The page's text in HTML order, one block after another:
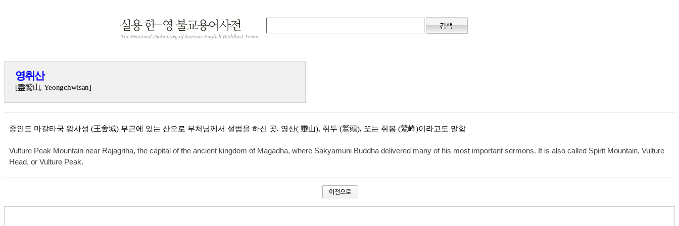
영취산
[靈鷲山, Yeongchwisan]
중인도 마갈타국 왕사성 (王舍城) 부근에 있는 산으로 부처님께서 설법을 하신 곳. 영산( 靈山), 취두 (鷲頭), 또는 취봉 (鷲峰)이라고도 말함
Vulture Peak Mountain near Rajagriha, the capital of the ancient kingdom of Magadha, where Sakyamuni Buddha delivered many of his most important sermons. It is also called Spirit Mountain, Vulture
Head, or Vulture Peak.